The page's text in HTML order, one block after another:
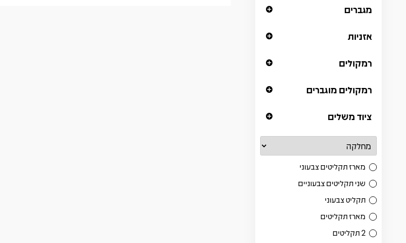
מגברים
אזניות
רמקולים
רמקולים מוגברים
ציוד משלים
מארז תקליטים צבעוני
שני תקליטים צבעוניים
תקליט צבעוני
מארז תקליטים
2 תקליטים